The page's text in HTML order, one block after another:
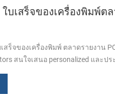
ใบเสร็จของเครื่องพิมพ์
เสร็จของเครื่องพิมพ์ ตลาดรายงาน
สนใจเสนอ personalized และป